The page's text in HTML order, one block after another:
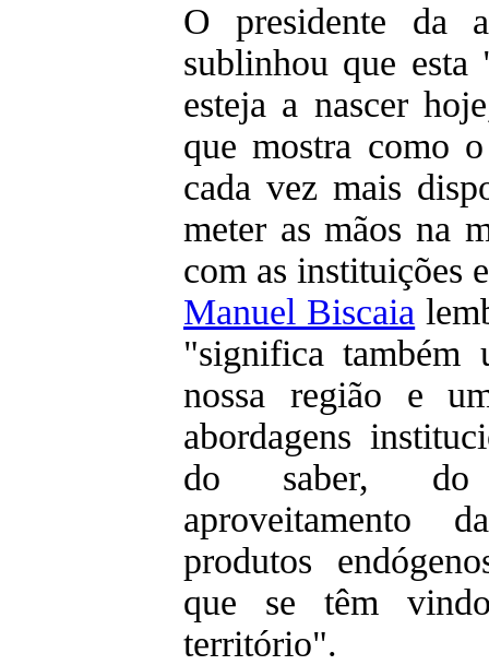
O presidente da
sublinhou que esta
esteja a nascer
que mostra como
cada vez mais
meter as mãos na
com as instituições
Manuel Biscaia
"significa também
nossa região e
abordagens
do saber, do
aproveitamento
produtos
que se têm
território".